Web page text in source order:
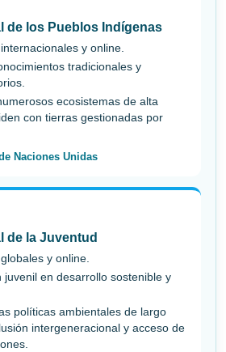
de los Pueblos Indígenas
y online.
tradicionales y
ecosistemas de alta
con tierras gestionadas por
Naciones Unidas
de la Juventud
y online.
juvenil en desarrollo sostenible y
políticas ambientales de largo
intergeneracional y acceso de